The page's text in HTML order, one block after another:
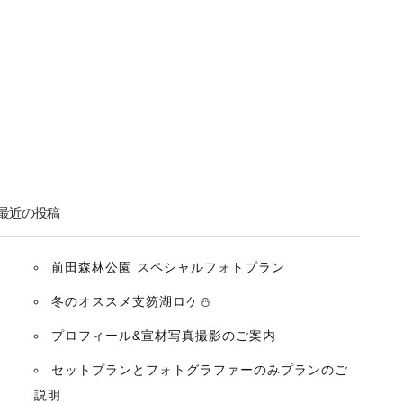
近の投稿
前田森林公園 スペシャルフォトプラン
冬のオススメ支笏湖ロケ⛄️
プロフィール&宣材写真撮影のご案内
セットプランとフォトグラファーのみプランのご
説明